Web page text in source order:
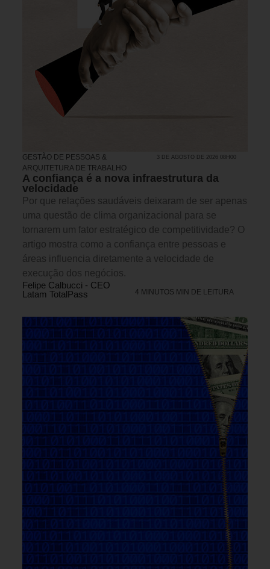
GESTÃO DE PESSOAS &
ARQUITETURA DE TRABALHO
3 DE AGOSTO DE 2026 08H00
A confiança é a nova infraestrutura da
velocidade
Por que relações saudáveis deixaram de ser apenas
uma questão de clima organizacional para se
tornarem um fator estratégico de competitividade? O
artigo mostra como a confiança entre pessoas e
áreas influencia diretamente a velocidade de
execução dos negócios.
Felipe Calbucci - CEO
Latam TotalPass
4 MINUTOS MIN DE LEITURA